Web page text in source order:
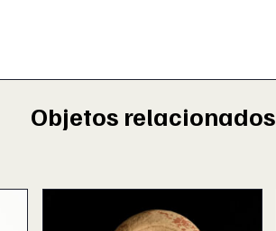
Objetos relacionados